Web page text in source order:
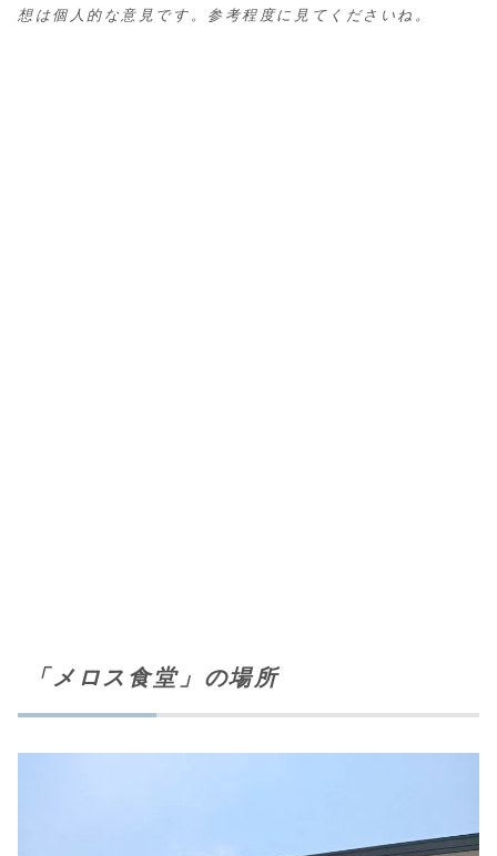
想は個人的な意見です。参考程度に見てくださいね。
「メロス食堂」の場所